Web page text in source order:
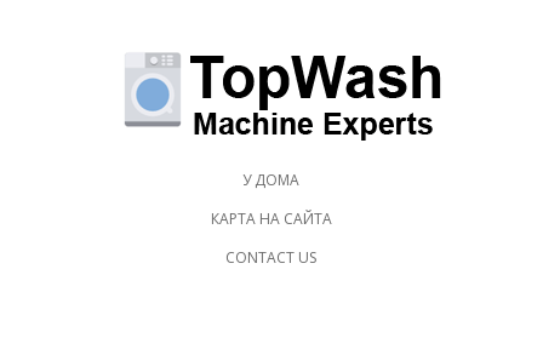
У ДОМА
КАРТА НА САЙТА
CONTACT US